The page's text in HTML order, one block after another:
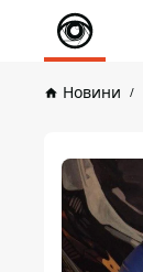
Новини